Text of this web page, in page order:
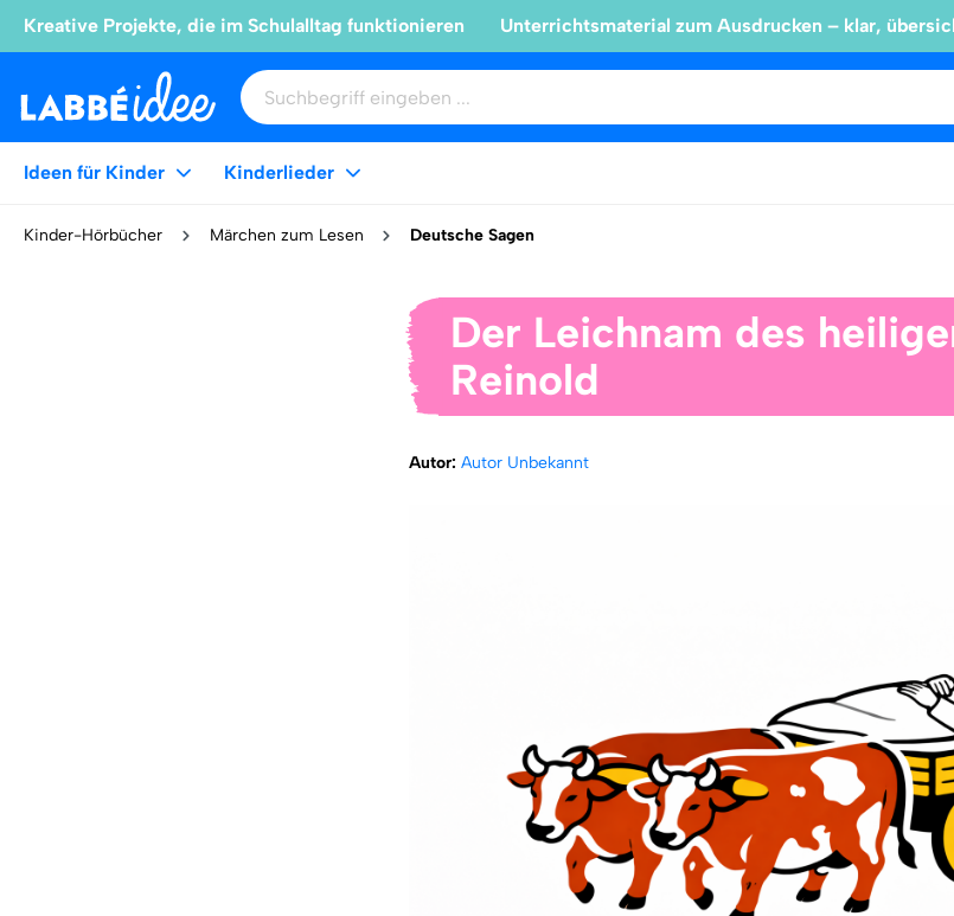
Kreative Projekte, die im Schulalltag funktionieren Unterrichtsmaterial zum Ausdrucken – klar,
Ideen für Kinder Kinderlieder
Kinder-Hörbücher Märchen zum Lesen Deutsche Sagen
Der Leichnam des
Reinold
Autor:Autor Unbekannt